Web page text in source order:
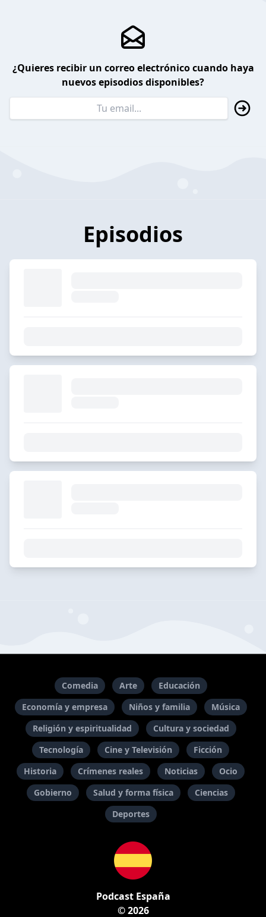
¿Quieres recibir un correo electrónico cuando haya
nuevos episodios disponibles?
Episodios
Comedia Arte
Educación
Economía y empresa
Niños y familia
Música
Religión y espiritualidad
Cultura y sociedad
Tecnología
Cine y Televisión
Ficción
Historia
Crímenes reales Noticias
Ocio
Gobierno
Salud y forma física
Ciencias
Deportes
Podcast España
© 2026